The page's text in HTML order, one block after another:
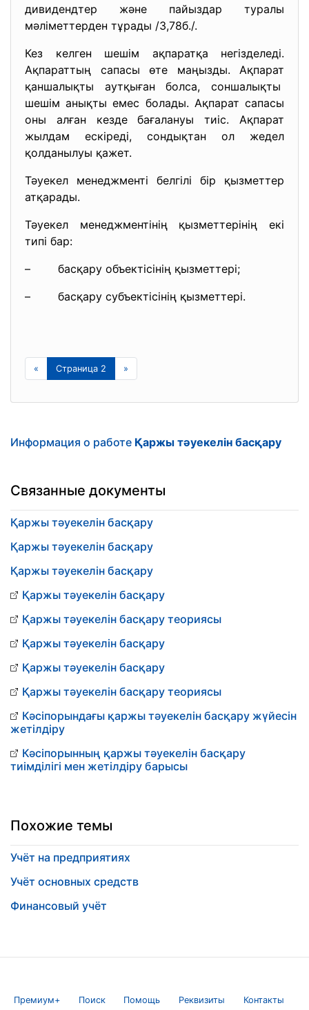
дивидендтер және пайыздар туралы
мәліметтерден тұрады /3,78б./.
Кез келген шешім ақпаратқа негізделеді.
Ақпараттың сапасы өте маңызды. Ақпарат
қаншалықты аутқыған болса, соншалықты
шешім анықты емес болады. Ақпарат сапасы
оны алған кезде бағалануы тиіс. Ақпарат
жылдам ескіреді, сондықтан ол жедел
қолданылуы қажет.
Тәуекел менеджменті белгілі бір қызметтер
атқарады.
Тәуекел менеджментінің қызметтерінің екі
типі бар:
– басқару объектісінің қызметтері;
– басқару субъектісінің қызметтері.
« Страница 2 »
Информация о работе Қаржы тәуекелін басқару
Связанные документы
Қаржы тәуекелін басқару
Қаржы тәуекелін басқару
Қаржы тәуекелін басқару
Қаржы тәуекелін басқару
Қаржы тәуекелін басқару теориясы
Қаржы тәуекелін басқару
Қаржы тәуекелін басқару
Қаржы тәуекелін басқару теориясы
Кәсіпорындағы қаржы тәуекелін басқару жүйесін
жетілдіру
Кәсіпорынның қаржы тәуекелін басқару
тиімділігі мен жетілдіру барысы
Похожие темы
Учёт на предприятиях
Учёт основных средств
Финансовый учёт
Премиум+ Поиск Помощь Реквизиты Контакты